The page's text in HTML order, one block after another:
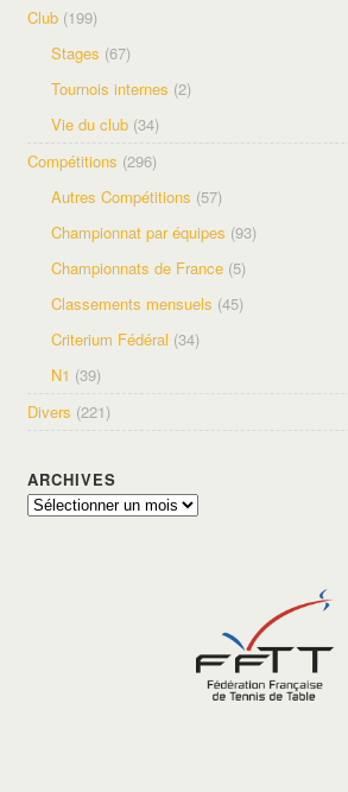
Club (199)
Stages (67)
Tournois internes (2)
Vie du club (34)
Compétitions (296)
Autres Compétitions (57)
Championnat par équipes (93)
Championnats de France (5)
Classements mensuels (45)
Criterium Fédéral (34)
N1 (39)
Divers (221)
ARCHIVES
Archives